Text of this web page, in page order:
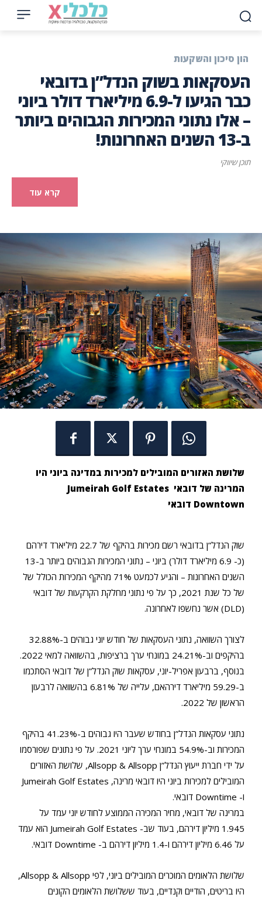
הון סיכון והשקעות
העסקאות בשוק הנדל”ן בדובאי
כבר הגיעו ל-6.9 מיליארד דולר ביוני
– אלו נתוני המכירות הגבוהים ביותר
ב-13 השנים האחרונות!
תוכן שיווקי
קרא עוד
שלושת האזורים המובילים למכירות במדינה ביוני היו
המרינה של דובאי Jumeirah Golf Estates
Downtown דובאי
שוק הנדל”ן בדובאי רשם מכירות בהיקף של 22.7 מיליארד דירהם
(כ- 6.9 מיליארד דולר) ביוני – נתוני המכירות הגבוהים ביותר ב-13
השנים האחרונות – והגיע לכמעט 71% מהיקף המכירות הכולל של
של כל שנת 2021, כך על פי נתוני מחלקת הקרקעות של דובאי
(DLD) אשר נחשפו לאחרונה.
לצורך השוואה, נתוני העסקאות של חודש יוני גבוהים ב-32.88%
בהיקפים וב-24.21% במונחי ערך ברציפות, בהשוואה למאי 2022.
בנוסף, ברבעון אפריל-יוני, עסקאות שוק הנדל”ן של דובאי הסתכמו
ב-59.29 מיליארד דירהאם, עלייה של 6.81% בהשוואה לרבעון
הראשון של 2022.
נתוני עסקאות הנדל”ן בחודש שעבר היו גבוהים ב-41.23% בהיקף
המכירות וב-54.9% במונחי ערך ליוני 2021. על פי נתונים שפורסמו
על ידי חברת ייעוץ הנדל”ן Allsopp & Allsopp, שלושת האזורים
המובילים למכירות ביוני היו דובאי מרינה, Jumeirah Golf Estates
ו- Downtime דובאי.
במרינה של דובאי, מחיר המכירה הממוצע לחודש יוני עמד על
1.945 מיליון דירהם, בעוד שב- Jumeirah Golf Estates הוא עמד
על 6.46 מיליון דירהם ו-1.4 מיליון דירהם ב- Downtime דובאי.
שלושת הלאומים המוכרים המובילים ביוני, לפי Allsopp & Allsopp,
היו בריטים, הודיים וקנדיים, בעוד ששלושת הלאומים הקונים